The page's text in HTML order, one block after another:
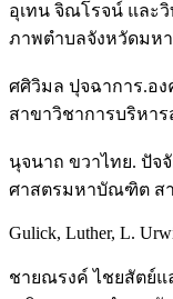
อุเทน จิณโรจน์ และ
ภาพตำบลจังหวัดมหา
ศศิวิมล ปุจฉาการ.อ
สาขาวิชาการบริหา
นุจนาถ ขวาไทย. ปั
ศาสตรมหาบัณฑิต ส
Gulick, Luther, L.
ชายณรงค์ ไชยสัตย์แ